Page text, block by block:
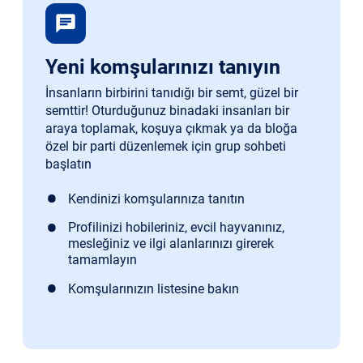
chat
Yeni komşularınızı tanıyın
İnsanların birbirini tanıdığı bir semt, güzel bir
semttir! Oturduğunuz binadaki insanları bir
araya toplamak, koşuya çıkmak ya da bloğa
özel bir parti düzenlemek için grup sohbeti
başlatın
Kendinizi komşularınıza tanıtın
Profilinizi hobileriniz, evcil hayvanınız,
mesleğiniz ve ilgi alanlarınızı girerek
tamamlayın
Komşularınızın listesine bakın